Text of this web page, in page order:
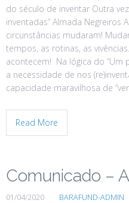
do século de inventar Outra
inventadas” Almada Negreiros
circunstâncias mudaram!
tempos, as rotinas, as
acontecem! Na lógica do
a necessidade de nos
capacidade maravilhosa de
Read More
Comunicado –
01/04/2020 BARAFUND-ADMIN